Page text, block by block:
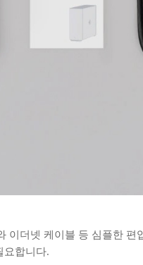
이더넷 케이블 등 심플한
요합니다.